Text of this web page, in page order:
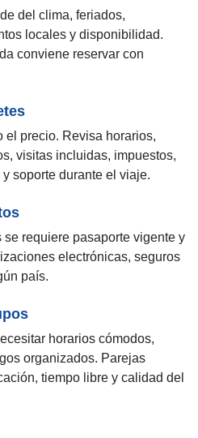
del clima, feriados,
locales y disponibilidad.
conviene reservar con
el precio. Revisa horarios,
visitas incluidas, impuestos,
soporte durante el viaje.
requiere pasaporte vigente y
electrónicas, seguros
país.
horarios cómodos,
organizados. Parejas
tiempo libre y calidad del